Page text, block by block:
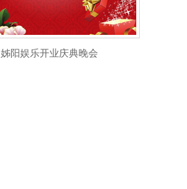
姊阳娱乐开业庆典晚会